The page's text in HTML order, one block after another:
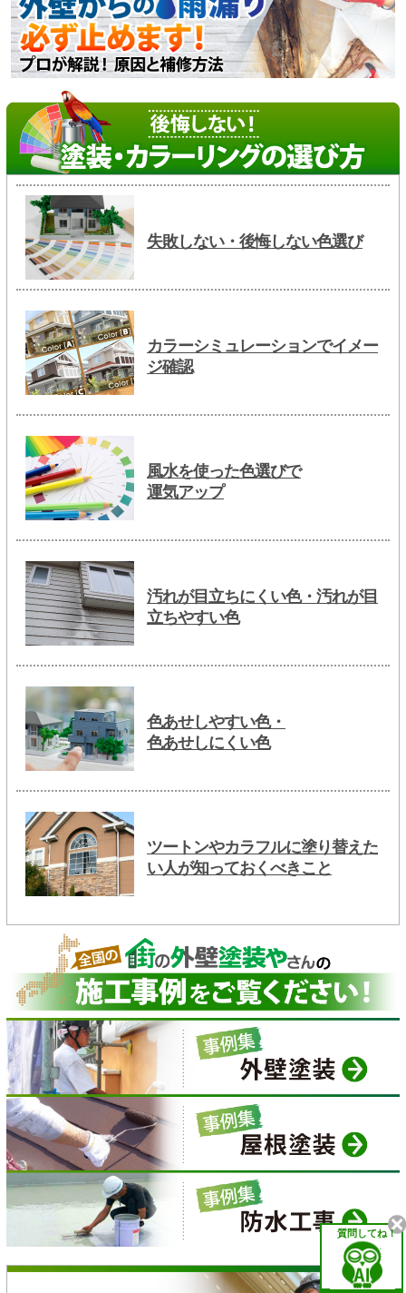
失敗しない・後悔しない色選び
カラーシミュレーションでイメー
ジ確認
風水を使った色選びで
運気アップ
汚れが目立ちにくい色・汚れが目
立ちやすい色
色あせしやすい色・
色あせしにくい色
ツートンやカラフルに塗り替えた
い人が知っておくべきこと
質問してね！